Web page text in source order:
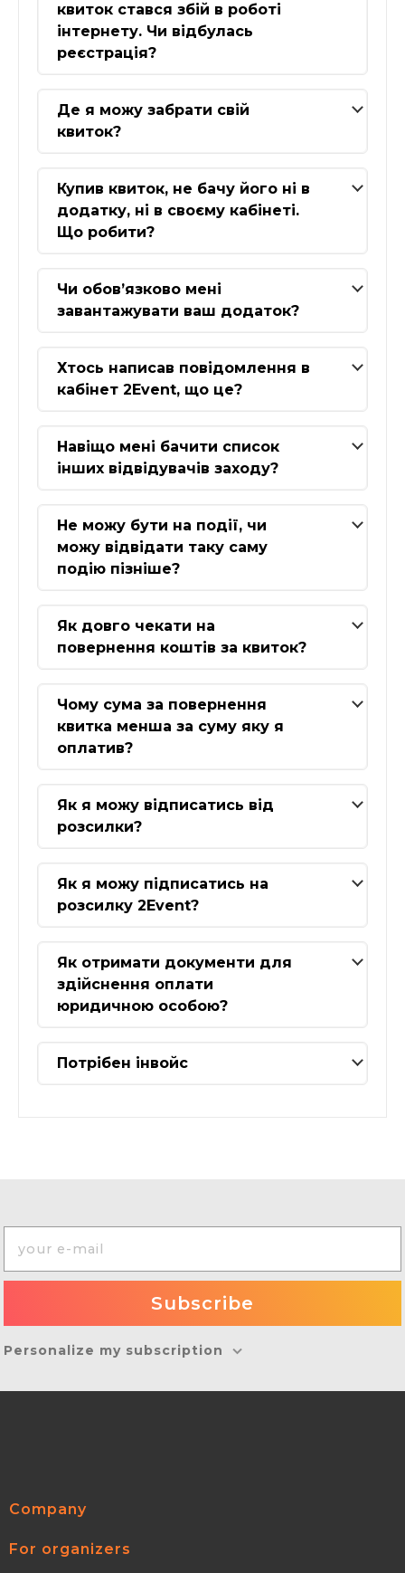
квиток стався збій в роботі
інтернету. Чи відбулась
реєстрація?
Де я можу забрати свій
квиток?
Купив квиток, не бачу його ні в
додатку, ні в своєму кабінеті.
Що робити?
Чи обов’язково мені
завантажувати ваш додаток?
Хтось написав повідомлення в
кабінет 2Event, що це?
Навіщо мені бачити список
інших відвідувачів заходу?
Не можу бути на події, чи
можу відвідати таку саму
подію пізніше?
Як довго чекати на
повернення коштів за квиток?
Чому сума за повернення
квитка менша за суму яку я
оплатив?
Як я можу відписатись від
розсилки?
Як я можу підписатись на
розсилку 2Event?
Як отримати документи для
здійснення оплати
юридичною особою?
Потрібен інвойс
Personalize my subscription
Company
For organizers